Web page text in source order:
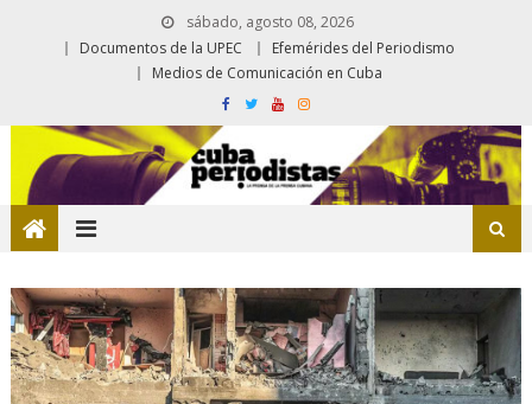
sábado, agosto 08, 2026
Documentos de la UPEC
Efemérides del Periodismo
Medios de Comunicación en Cuba